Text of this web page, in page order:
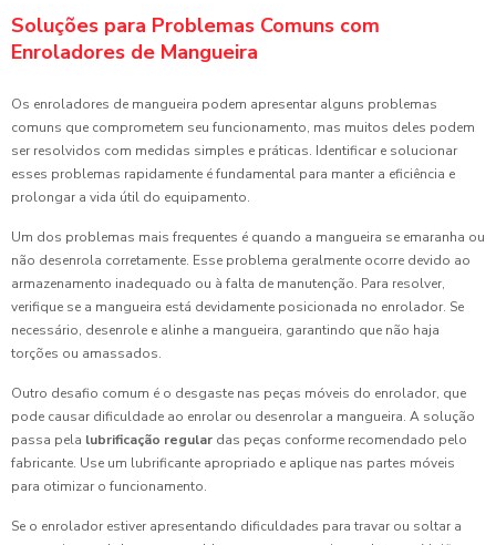
Soluções para Problemas Comuns com
Enroladores de Mangueira
Os enroladores de mangueira podem apresentar alguns problemas
comuns que comprometem seu funcionamento, mas muitos deles podem
ser resolvidos com medidas simples e práticas. Identificar e solucionar
esses problemas rapidamente é fundamental para manter a eficiência e
prolongar a vida útil do equipamento.
Um dos problemas mais frequentes é quando a mangueira se emaranha ou
não desenrola corretamente. Esse problema geralmente ocorre devido ao
armazenamento inadequado ou à falta de manutenção. Para resolver,
verifique se a mangueira está devidamente posicionada no enrolador. Se
necessário, desenrole e alinhe a mangueira, garantindo que não haja
torções ou amassados.
Outro desafio comum é o desgaste nas peças móveis do enrolador, que
pode causar dificuldade ao enrolar ou desenrolar a mangueira. A solução
passa pela lubrificação regular das peças conforme recomendado pelo
fabricante. Use um lubrificante apropriado e aplique nas partes móveis
para otimizar o funcionamento.
Se o enrolador estiver apresentando dificuldades para travar ou soltar a